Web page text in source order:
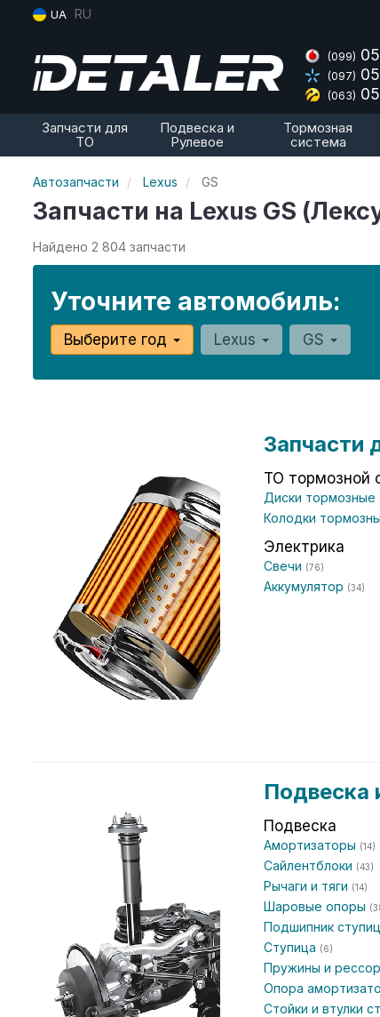
UA RU
(099)
(097)
(063)
Запчасти для
ТО
Подвеска и
Рулевое
Тормозная
система
Автозапчасти Lexus GS
Запчасти на Lexus GS
Найдено 2 804 запчасти
Уточните автомобиль:
Выберите год Lexus GS
Запчасти
ТО тормозной
Диски тормозные
Колодки
Электрика
Свечи (76)
Аккумулятор (34)
Подвеска
Подвеска
Амортизаторы (14)
Сайлентблоки (43)
Рычаги и тяги (14)
Шаровые опоры
Подшипник
Ступица (6)
Пружины и
Опора
Стойки и втулки